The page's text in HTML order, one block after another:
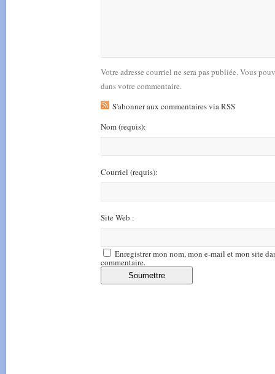
Votre adresse courriel ne sera pas publiée. Vous
dans votre commentaire.
S'abonner aux commentaires via RSS
Nom(requis):
Courriel (requis):
Site Web :
Enregistrer mon nom, mon e-mail et mon site
commentaire.